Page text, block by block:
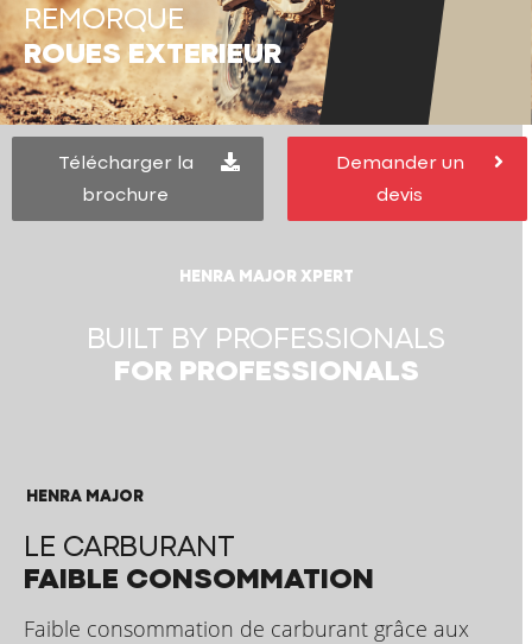
REMORQUE
ROUES EXTERIEUR
Télécharger la
brochure
Demander un
devis
HENRA MAJOR XPERT
BUILT BY PROFESSIONALS
FOR PROFESSIONALS
HENRA MAJOR
LE CARBURANT
FAIBLE CONSOMMATION
Faible consommation de carburant grâce aux